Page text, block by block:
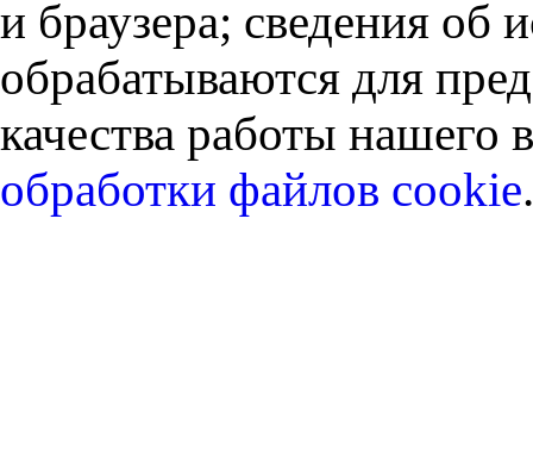
и браузера; сведения об
обрабатываются для
качества работы нашего
обработки файлов cookie.